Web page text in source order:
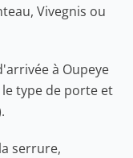
Vivegnis ou
à Oupeye
type de porte et
serrure,